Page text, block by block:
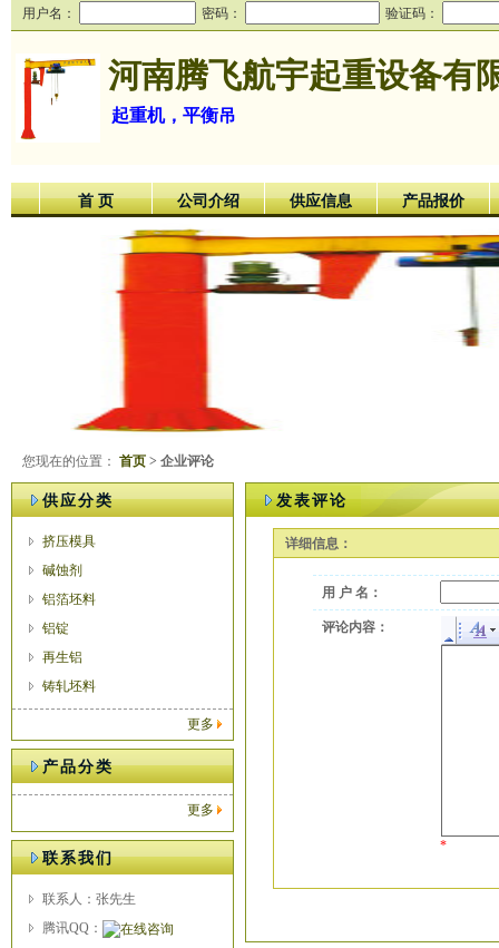
用户名： 密码： 验证码：
河南腾飞航宇起重设备有
起重机，平衡吊
首 页 公司介绍 供应信息 产品报价
您现在的位置： 首页 > 企业评论
供应分类
挤压模具
碱蚀剂
铝箔坯料
铝锭
再生铝
铸轧坯料
更多
产品分类
更多
联系我们
联系人：张先生
腾讯QQ：
发表评论
详细信息：
用 户 名：
评论内容：
*